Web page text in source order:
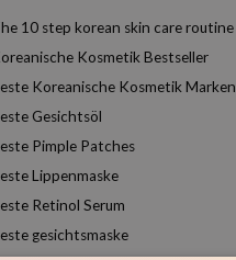
10 step korean skin care routine
Kosmetik Bestseller
Koreanische Kosmetik Marken
Gesichtsöl
Pimple Patches
Lippenmaske
Retinol Serum
gesichtsmaske